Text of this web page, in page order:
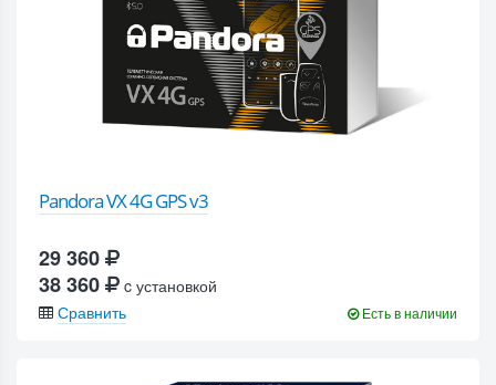
Pandora VX 4G GPS v3
29 360
38 360
c установкой
Сравнить
Есть в наличии